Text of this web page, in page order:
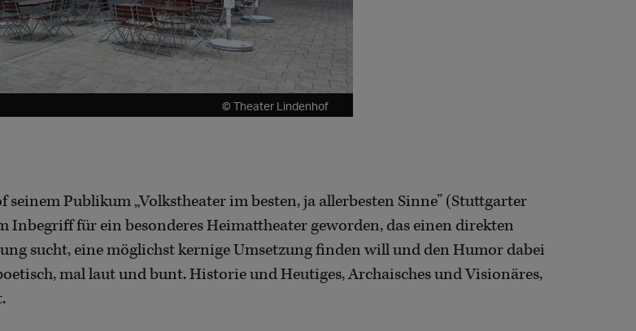
© Theater Lindenhof
Publikum „Volkstheater im besten, ja allerbesten Sinne” (Stuttgarter
Inbegriff für ein besonderes Heimattheater geworden, das einen direkten
sucht, eine möglichst kernige Umsetzung finden will und den Humor dabei
mal laut und bunt. Historie und Heutiges, Archaisches und Visionäres,